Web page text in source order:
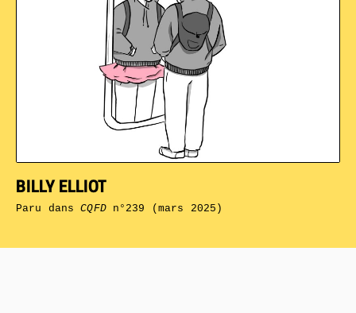
BILLY ELLIOT
Paru dansCQFDn°239 (mars 2025)